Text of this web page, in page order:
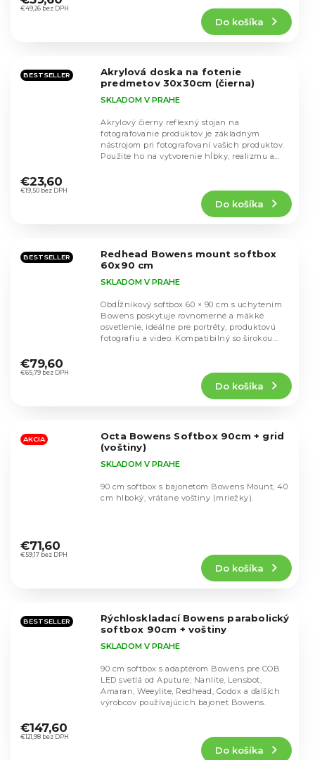
produktu
hviezdičiek.
€49,26 bez DPH
Do košíka
BESTSELLER
Akrylová doska na fotenie
predmetov 30x30cm (čierna)
hodnotenie
produktu
hviezdičiek.
SKLADOM V PRAHE
€19,50 bez DPH
€23,60
Do košíka
Akrylový čierny reflexný stojan na
fotografovanie produktov je základným
nástrojom pri fotografovaní vašich produktov.
Použite ho na vytvorenie hĺbky, realizmu a
BESTSELLER
Redhead Bowens mount softbox
60x90 cm
hodnotenie
produktu
hviezdičiek.
SKLADOM V PRAHE
€65,79 bez DPH
€79,60
Do košíka
Obdĺžnikový softbox 60 × 90 cm s uchytením
Bowens poskytuje rovnomerné a mäkké
osvetlenie, ideálne pre portréty, produktovú
fotografiu a video. Kompatibilný so širokou
AKCIA
Octa Bowens Softbox 90cm + grid
(voštiny)
hodnotenie
produktu
hviezdičiek.
SKLADOM V PRAHE
€59,17 bez DPH
€71,60
Do košíka
90 cm softbox s bajonetom Bowens Mount, 40
cm hlboký, vrátane voštiny (mriežky).
BESTSELLER
Rýchloskladací Bowens parabolický
softbox 90cm + voštiny
hodnotenie
produktu
SKLADOM V PRAHE
€121,98 bez DPH
€147,60
Do košíka
90 cm softbox s adaptérom Bowens pre COB
LED svetlá od Aputure, Nanlite, Lensbot,
Amaran, Weeylite, Redhead, Godox a ďalších
výrobcov používajúcich bajonet Bowens.